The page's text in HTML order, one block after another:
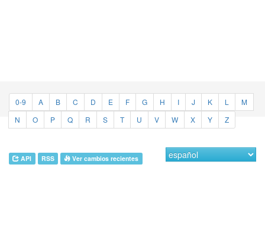
0-9 A B C D E F G H I J K L
M
N
O P Q R S T U V W X Y Z
API RSS Ver cambios recientes